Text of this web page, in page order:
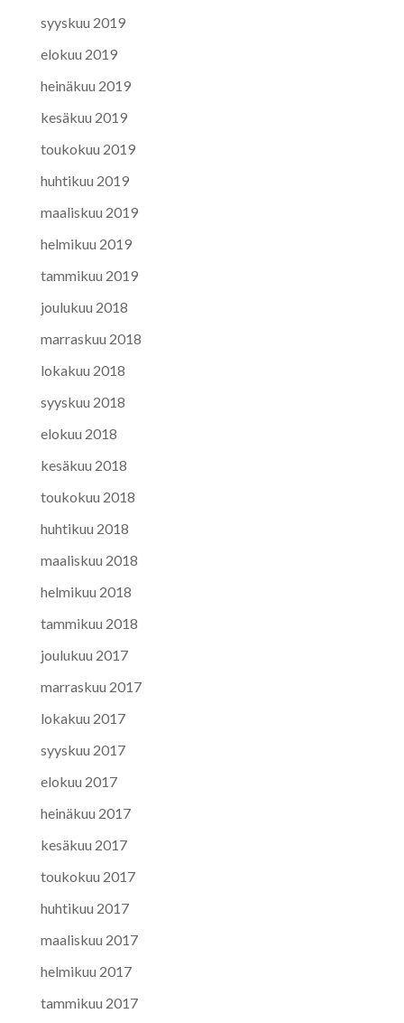
syyskuu 2019
elokuu 2019
heinäkuu 2019
kesäkuu 2019
toukokuu 2019
huhtikuu 2019
maaliskuu 2019
helmikuu 2019
tammikuu 2019
joulukuu 2018
marraskuu 2018
lokakuu 2018
syyskuu 2018
elokuu 2018
kesäkuu 2018
toukokuu 2018
huhtikuu 2018
maaliskuu 2018
helmikuu 2018
tammikuu 2018
joulukuu 2017
marraskuu 2017
lokakuu 2017
syyskuu 2017
elokuu 2017
heinäkuu 2017
kesäkuu 2017
toukokuu 2017
huhtikuu 2017
maaliskuu 2017
helmikuu 2017
tammikuu 2017